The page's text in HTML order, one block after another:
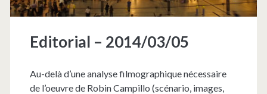
Editorial – 2014/03/05
Au-delà d’une analyse filmographique nécessaire
de l’oeuvre de Robin Campillo (scénario, images,